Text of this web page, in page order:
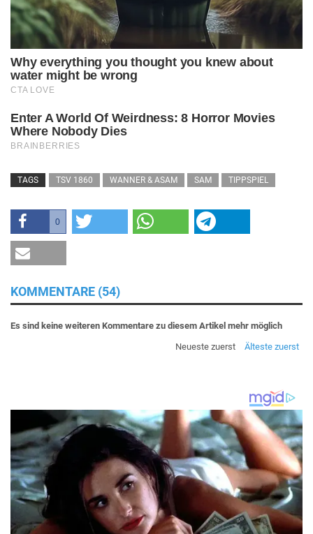
TAGS TSV 1860 WANNER & ASAM SAM TIPPSPIEL
0
KOMMENTARE (54)
Es sind keine weiteren Kommentare zu diesem Artikel mehr möglich
Neueste zuerst
Älteste zuerst